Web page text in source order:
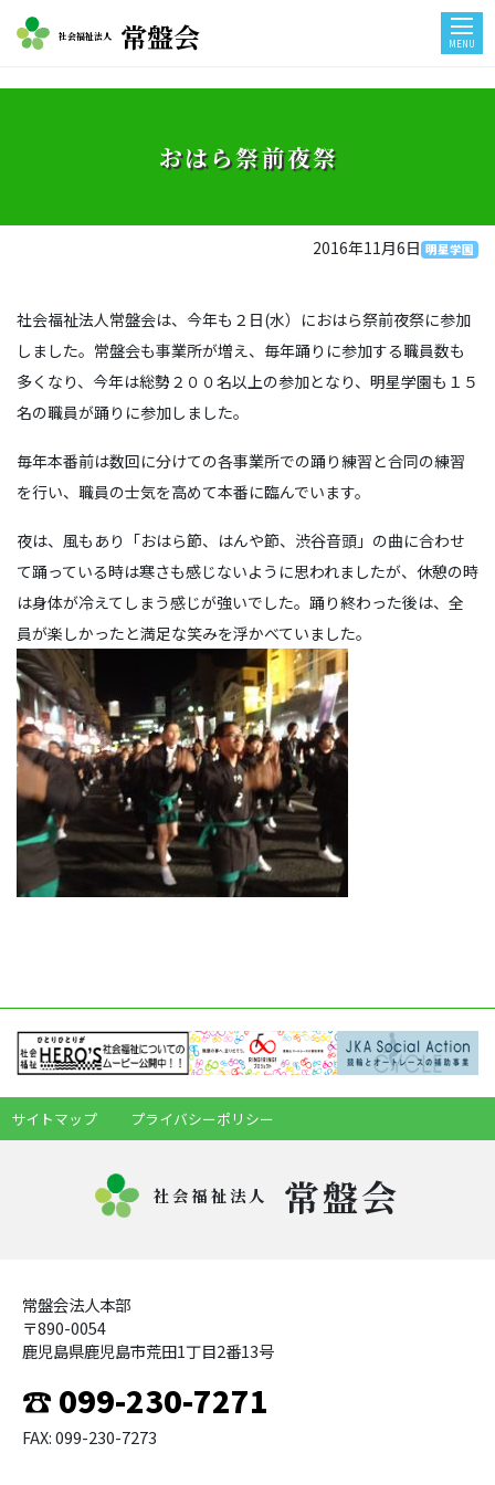
社会福祉法人 常盤会 MENU
おはら祭前夜祭
2016年11月6日 明星学園
社会福祉法人常盤会は、今年も２日(水）におはら祭前夜祭に参加
しました。常盤会も事業所が増え、毎年踊りに参加する職員数も
多くなり、今年は総勢２００名以上の参加となり、明星学園も１５
名の職員が踊りに参加しました。
毎年本番前は数回に分けての各事業所での踊り練習と合同の練習
を行い、職員の士気を高めて本番に臨んでいます。
夜は、風もあり「おはら節、はんや節、渋谷音頭」の曲に合わせ
て踊っている時は寒さも感じないように思われましたが、休憩の時
は身体が冷えてしまう感じが強いでした。踊り終わった後は、全
員が楽しかったと満足な笑みを浮かべていました。
サイトマップ プライバシーポリシー
社会福祉法人 常盤会
常盤会法人本部
〒890-0054
鹿児島県鹿児島市荒田1丁目2番13号
☎ 099-230-7271
FAX: 099-230-7273